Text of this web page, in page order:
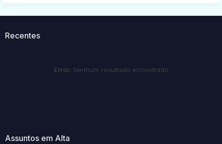
Recentes
Error: Nenhum resultado encontrado
Assuntos em Alta